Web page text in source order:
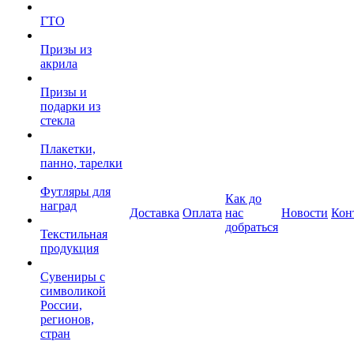
ГТО
Призы из
акрила
Призы и
подарки из
стекла
Плакетки,
панно, тарелки
Футляры для
наград
Текстильная
продукция
Сувениры с
символикой
России,
регионов,
стран
Доставка Оплата
Как до
нас
добраться
Новости